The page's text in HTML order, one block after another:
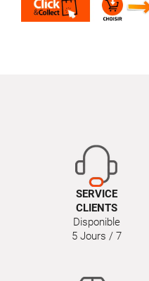
SERVICE
CLIENTS
Disponible
5 Jours / 7